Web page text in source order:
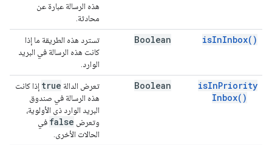
هذه الرسالة عبارة عن
محادثة.
isInInbox( )
Boolean
تسترد هذه الطريقة ما إذا
كانت هذه الرسالة في البريد
الوارد.
isInPriority
Inbox( )
Boolean تعرض الدالة true إذا كانت
هذه الرسالة في صندوق
البريد الوارد ذي الأولوية،
وتعرض false في
الحالات الأخرى.